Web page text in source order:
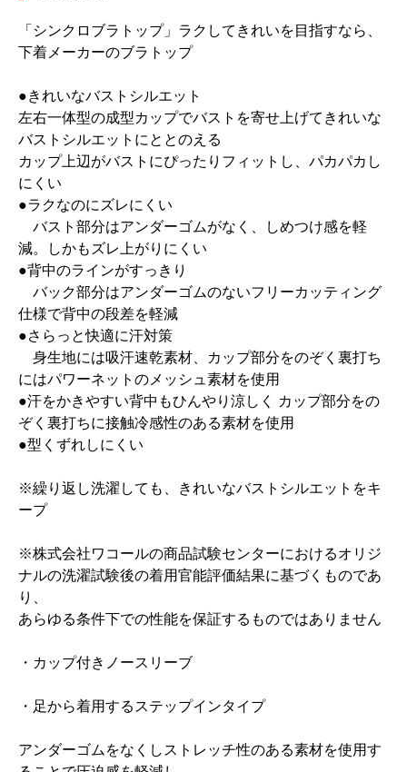
「シンクロブラトップ」ラクしてきれいを目指すなら、
下着メーカーのブラトップ
●きれいなバストシルエット
左右一体型の成型カップでバストを寄せ上げてきれいな
バストシルエットにととのえる
カップ上辺がバストにぴったりフィットし、パカパカし
にくい
●ラクなのにズレにくい
バスト部分はアンダーゴムがなく、しめつけ感を軽
減。しかもズレ上がりにくい
●背中のラインがすっきり
バック部分はアンダーゴムのないフリーカッティング
仕様で背中の段差を軽減
●さらっと快適に汗対策
身生地には吸汗速乾素材、カップ部分をのぞく裏打ち
にはパワーネットのメッシュ素材を使用
●汗をかきやすい背中もひんやり涼しく カップ部分をの
ぞく裏打ちに接触冷感性のある素材を使用
●型くずれしにくい
※繰り返し洗濯しても、きれいなバストシルエットをキ
ープ
※株式会社ワコールの商品試験センターにおけるオリジ
ナルの洗濯試験後の着用官能評価結果に基づくものであ
り、
あらゆる条件下での性能を保証するものではありません
・カップ付きノースリーブ
・足から着用するステップインタイプ
アンダーゴムをなくしストレッチ性のある素材を使用す